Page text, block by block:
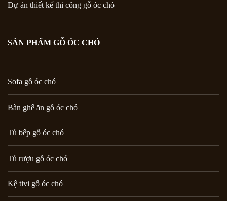
Dự án thiết kế thi công gỗ óc chó
SẢN PHẨM GỖ ÓC CHÓ
Sofa gỗ óc chó
Bàn ghế ăn gỗ óc chó
Tủ bếp gỗ óc chó
Tủ rượu gỗ óc chó
Kệ tivi gỗ óc chó